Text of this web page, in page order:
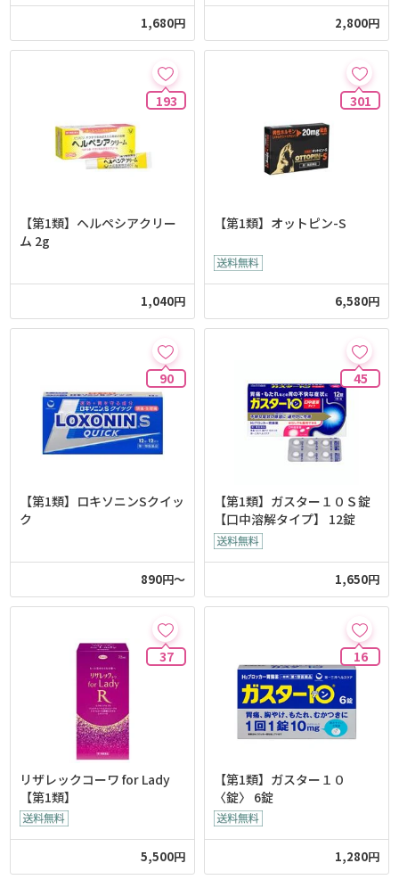
1,680円 2,800円
193
【第1類】ヘルペシアクリー
ム 2g
1,040円
301
【第1類】オットピン-S
6,580円
90
【第1類】ロキソニンSクイッ
ク
890円～
45
【第1類】ガスター１０Ｓ錠
【口中溶解タイプ】 12錠
1,650円
37
リザレックコーワ for Lady
【第1類】
5,500円
16
【第1類】ガスター１０
〈錠〉 6錠
1,280円